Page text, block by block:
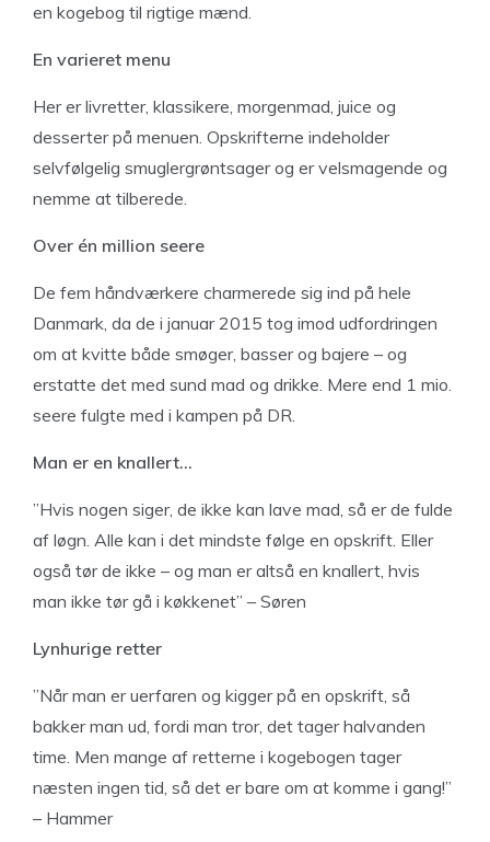
en kogebog til rigtige mænd.
En varieret menu
Her er livretter, klassikere, morgenmad, juice og
desserter på menuen. Opskrifterne indeholder
selvfølgelig smuglergrøntsager og er velsmagende og
nemme at tilberede.
Over én million seere
De fem håndværkere charmerede sig ind på hele
Danmark, da de i januar 2015 tog imod udfordringen
om at kvitte både smøger, basser og bajere – og
erstatte det med sund mad og drikke. Mere end 1 mio.
seere fulgte med i kampen på DR.
Man er en knallert…
”Hvis nogen siger, de ikke kan lave mad, så er de fulde
af løgn. Alle kan i det mindste følge en opskrift. Eller
også tør de ikke – og man er altså en knallert, hvis
man ikke tør gå i køkkenet” – Søren
Lynhurige retter
”Når man er uerfaren og kigger på en opskrift, så
bakker man ud, fordi man tror, det tager halvanden
time. Men mange af retterne i kogebogen tager
næsten ingen tid, så det er bare om at komme i gang!”
– Hammer